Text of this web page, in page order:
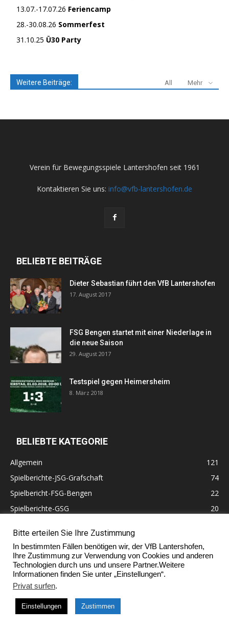
13.07.-17.07.26 Feriencamp
28.-30.08.26 Sommerfest
31.10.25 Ü30 Party
Weitere Beiträge: All Mehr
Verein für Bewegungsspiele Lantershofen seit 1961
Kontaktieren Sie uns: info@vfb-lantershofen.de
BELIEBTE BEITRÄGE
Dieter Sebastian führt den VfB Lantershofen
17. August 2017
FSG Bengen startet mit einer Niederlage in
die neue Saison
29. August 2017
Testspiel gegen Heimersheim
8. März 2018
BELIEBTE KATEGORIE
Allgemein
121
Spielberichte-JSG-Grafschaft
74
Spielbericht-FSG-Bengen
22
Spielberichte-GSG
20
60 Jahre VfB Lantershofen
Ehrenmitglieder
Impressum
© Copyright 2017
Bitte erteilen Sie Ihre Zustimmung
In bestimmten Fällen benötigen wir, der VfB Lantershofen,
Ihre Zustimmung zur Verwendung von Cookies und anderen
Technologien durch uns und unsere Partner.Weitere
Informationen finden Sie unter „Einstellungen“.
Privat surfen.
Einstellungen Zustimmen